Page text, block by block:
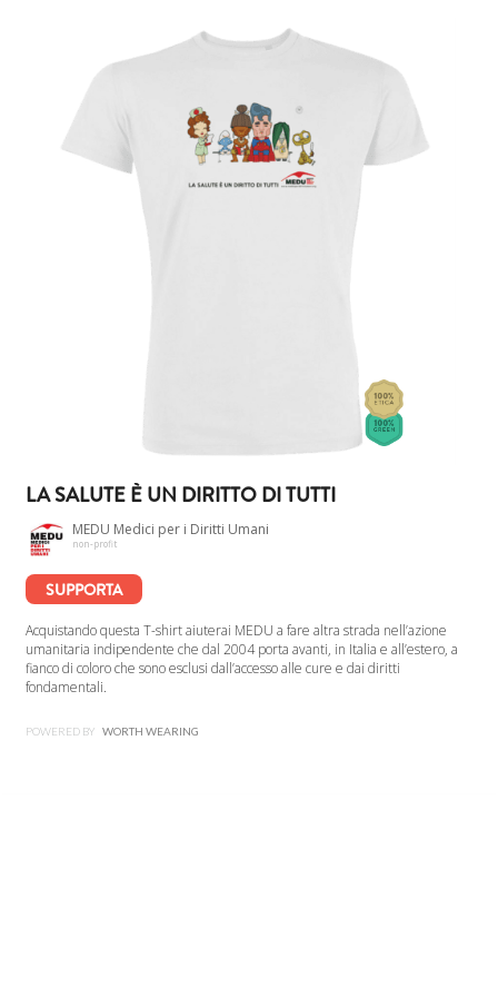
LA SALUTE È UN DIRITTO DI TUTTI
MEDU Medici per i Diritti Umani
non-profit
SUPPORTA
Acquistando questa T-shirt aiuterai MEDU a fare altra strada nell’azione
umanitaria indipendente che dal 2004 porta avanti, in Italia e all’estero, a
fianco di coloro che sono esclusi dall’accesso alle cure e dai diritti
fondamentali.
POWERED BY WORTH WEARING